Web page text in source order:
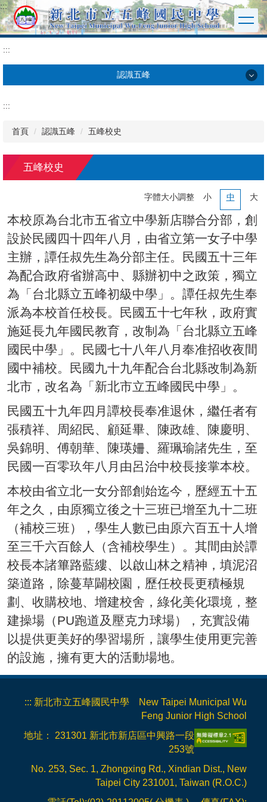
跳
到
主
區
:::
:::
認識五峰
五峰校史
交通位置
校園地圖
電話分機
媒體報導
規章辦法
會議記錄
:::
首頁 認識五峰 五峰校史
五峰校史
字體大小調整 小 中 大
本校原為台北市五省立中學新店聯合分部，創
設於民國四十四年八月，由省立第一女子中學
主辦，譚任叔先生為分部主任。民國五十三年
為配合政府省辦高中、縣辦初中之政策，獨立
為「台北縣立五峰初級中學」。譚任叔先生奉
派為本校首任校長。民國五十七年秋，政府實
施延長九年國民教育，改制為「台北縣立五峰
國民中學」。民國七十八年八月奉准招收夜間
國中補校。民國九十九年配合台北縣改制為新
北市，改名為「新北市立五峰國民中學」。
民國五十九年四月譚校長奉准退休，繼任者有
張積祥、周紹民、顧延畢、陳政雄、陳慶明、
吳錦明、傅朝華、陳瑛姍、羅珮瑜諸先生，至
民國一百零玖年八月由呂治中校長接掌本校。
本校由省立北一女分部創始迄今，歷經五十五
年之久，由原獨立後之十三班已增至九十二班
（補校三班），學生人數已由原六百五十人增
至三千六百餘人（含補校學生）。其間由於譚
校長本諸篳路藍縷、以啟山林之精神，填泥沼
築道路，除蔓草闢校園，歷任校長更積極規
劃、收購校地、增建校舍，綠化美化環境，整
建操場（PU跑道及壓克力球場），充實設備
以提供更美好的學習場所，讓學生使用更完善
的設施，擁有更大的活動場地。
::: 新北市立五峰國民中學 New Taipei Municipal Wu
Feng Junior High School
地址： 231301 新北市新店區中興路一段
253號
No. 253, Sec. 1, Zhongxing Rd., Xindian Dist., New
Taipei City 231001, Taiwan (R.O.C.)